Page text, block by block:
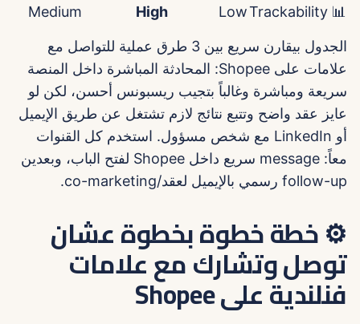
📊 Trackability
Low
High
Medium
الجدول بيقارن سريع بين 3 طرق عملية للتواصل مع
علامات على Shopee: المحادثة المباشرة داخل المنصة
سريعة ومباشرة وغالباً بتجيب ريسبونس أحسن، لكن لو
عايز عقد واضح وتتبع نتائج لازم تشتغل عن طريق الإيميل
أو LinkedIn مع شخص مسؤول. استخدم كل القنوات
معاً: message سريع داخل Shopee لفتح الباب، وبعدين
follow-up رسمي بالإيميل لعقد/co-marketing.
⚙️ خطة خطوة بخطوة عشان
توصل وتشارك مع علامات
فنلندية على Shopee